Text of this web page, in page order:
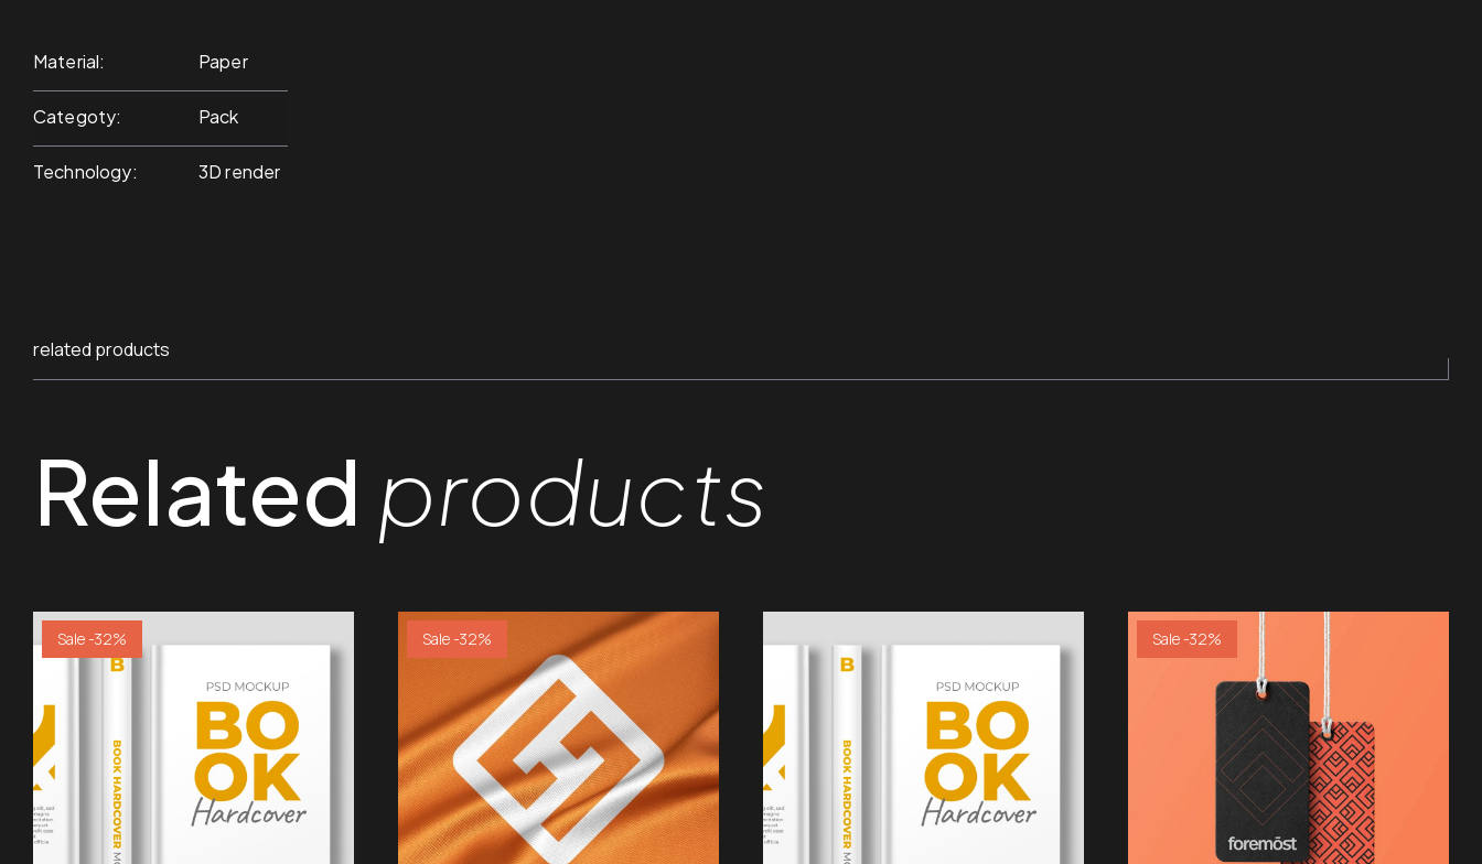
Material Paper
Categoty Pack
Technology 3D render
related products
Related products
Sale -32% Sale -32% Sale -32%